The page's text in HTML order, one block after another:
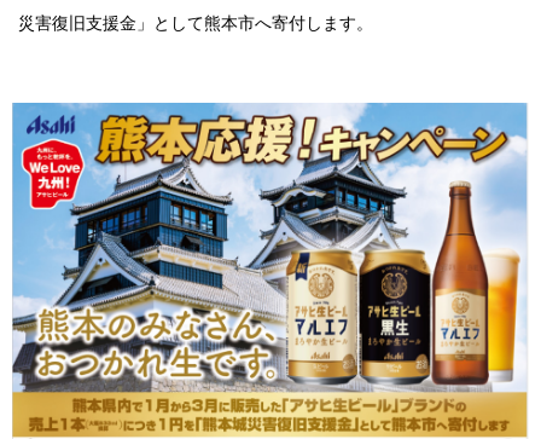
災害復旧支援金」として熊本市へ寄付します。